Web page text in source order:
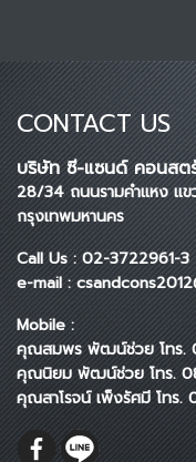
CONTACT US
บริษัท ซี-แซนด์ คอนสต
28/34 ถนนรามคำแหง แ
กรุงเทพมหานคร
Call Us : 02-3722961-
e-mail :
Mobile :
คุณสมพร พัฒน์ช่วย โทร.
คุณนิยม พัฒน์ช่วย โทร.
คุณสาโรจน์ เพ็งรัศมี โทร